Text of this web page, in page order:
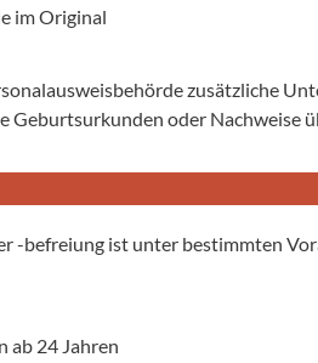
im Original
zusätzliche
Geburtsurkunden oder Nachweise
-befreiung ist unter bestimmten
ab 24 Jahren